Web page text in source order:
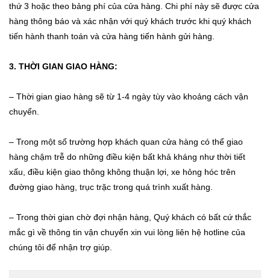
thứ 3 hoặc theo bảng phí của cửa hàng. Chi phí này sẽ được cửa
hàng thông báo và xác nhận với quý khách trước khi quý khách
tiến hành thanh toán và cửa hàng tiến hành gửi hàng.
3. THỜI GIAN GIAO HÀNG:
– Thời gian giao hàng sẽ từ 1-4 ngày tùy vào khoảng cách vận
chuyển.
– Trong một số trường hợp khách quan cửa hàng có thể giao
hàng chậm trễ do những điều kiện bất khả kháng như thời tiết
xấu, điều kiện giao thông không thuận lợi, xe hỏng hóc trên
đường giao hàng, trục trặc trong quá trình xuất hàng.
– Trong thời gian chờ đợi nhận hàng, Quý khách có bất cứ thắc
mắc gì về thông tin vận chuyển xin vui lòng liên hệ hotline của
chúng tôi để nhận trợ giúp.